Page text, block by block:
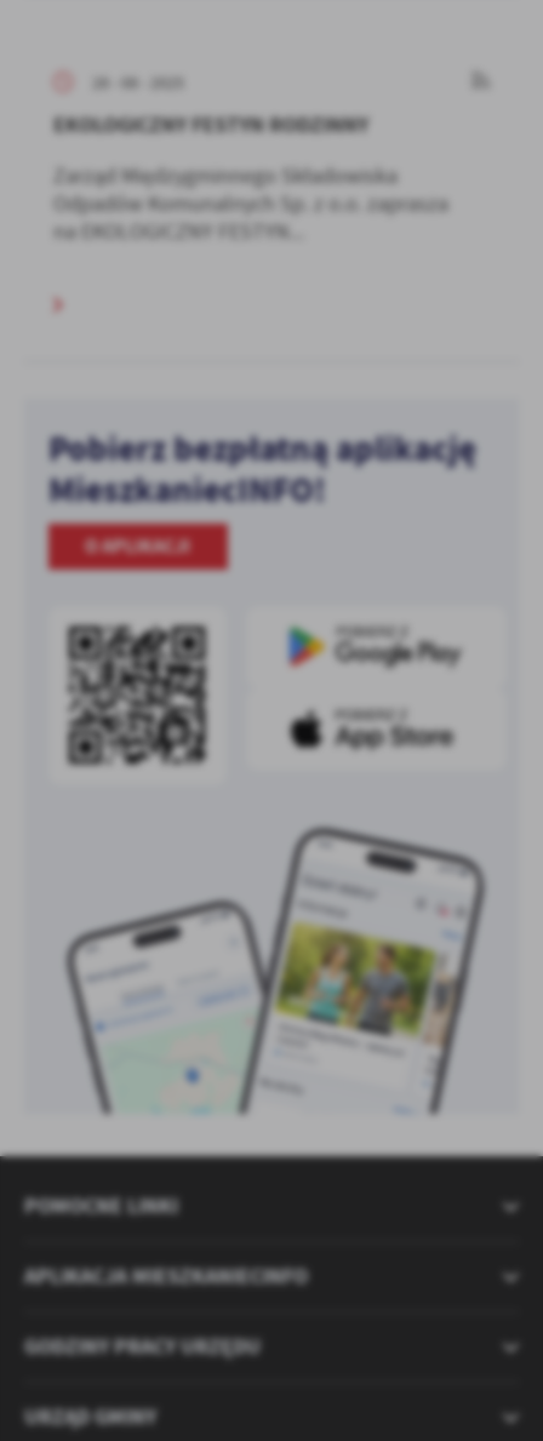
28 - 08 - 2025
EKOLOGICZNY FESTYN RODZINNY
Zarząd Międzygminnego Składowiska
Odpadów Komunalnych Sp. z o.o. zaprasza
na EKOLOGICZNY FESTYN...
Pobierz bezpłatną aplikację
MieszkaniecINFO!
O APLIKACJI
POMOCNE LINKI
APLIKACJA MIESZKANIECINFO
GODZINY PRACY URZĘDU
URZĄD GMINY